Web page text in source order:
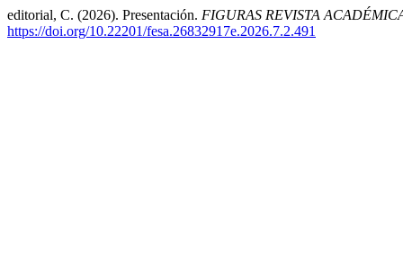
editorial, C. (2026). Presentación. FIGURAS REVISTA
https://doi.org/10.22201/fesa.26832917e.2026.7.2.491